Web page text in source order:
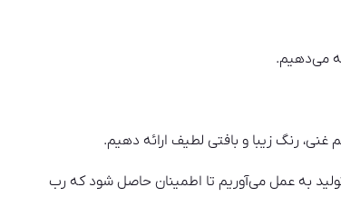
غنی، رنگ زیبا و بافتی لطیف ارائه دهیم.
به عمل می‌آوریم تا اطمینان حاصل شود که رب